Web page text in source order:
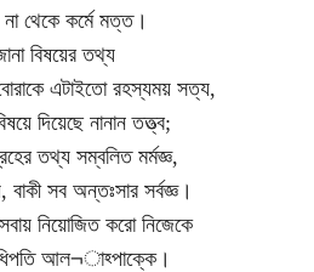
থেকে কর্মে মত্ত।
বিষয়ের তথ্য
এটাইতো রহস্যময় সত্য,
দিয়েছে নানান তত্ত্ব;
তথ্য সম্বলিত মর্মজ্ঞ,
সব অন্তঃসার সর্বজ্ঞ।
নিয়োজিত করো নিজেকে
আল¬াহ্পাক্কে।